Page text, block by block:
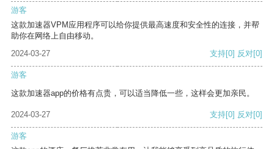
游客
这款加速器VPM应用程序可以给你提供最高速度和安全性的连接，并帮
助你在网络上自由移动。
2024-03-27
支持[0] 反对[0]
游客
这款加速器app的价格有点贵，可以适当降低一些，这样会更加亲民。
2024-03-27 支持[0] 反对[0]
游客